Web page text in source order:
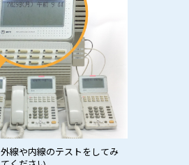
外線や内線のテストをしてみ